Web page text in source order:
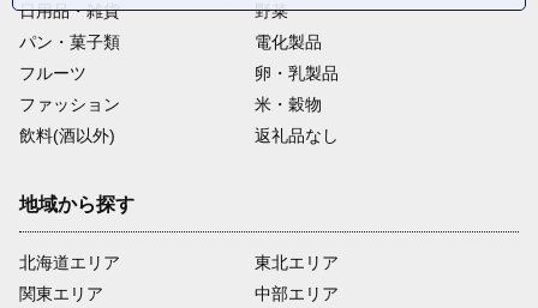
日用品・雑貨
野菜
パン・菓子類
電化製品
フルーツ
卵・乳製品
ファッション
米・穀物
飲料(酒以外)
返礼品なし
地域から探す
北海道エリア
関東エリア
東北エリア
中部エリア